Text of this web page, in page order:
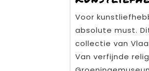
Voor
absolute must.
collectie van
Van verfijnde